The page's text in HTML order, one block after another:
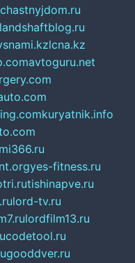
chastnyjdom.ru
landshaftblog.ru
lcna.kz
avtoguru.net
kuryatnik.info
yes-fitness.ru
tishinapve.ru
lord-tv.ru
lordfilm13.ru
codetool.ru
gooddver.ru